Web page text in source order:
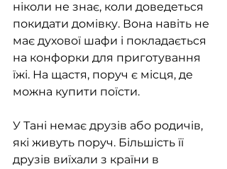
ніколи не знає, коли доведеться
покидати домівку. Вона навіть не
має духової шафи і покладається
на конфорки для приготування
їжі. На щастя, поруч є місця, де
можна купити поїсти.
У Тані немає друзів або родичів,
які живуть поруч. Більшість її
друзів виїхали з країни в